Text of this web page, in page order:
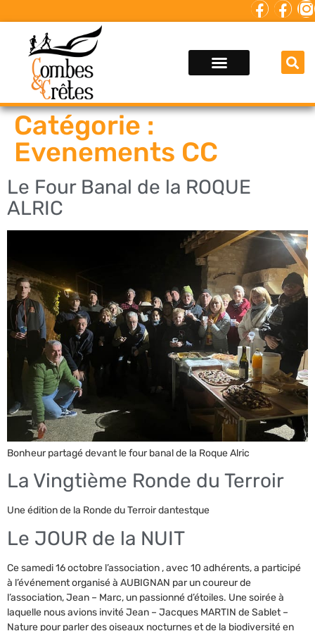
Catégorie :
Evenements CC
Le Four Banal de la ROQUE
ALRIC
Bonheur partagé devant le four banal de la Roque Alric
La Vingtième Ronde du Terroir
Une édition de la Ronde du Terroir dantestque
Le JOUR de la NUIT
Ce samedi 16 octobre l’association , avec 10 adhérents, a participé
à l’événement organisé à AUBIGNAN par un coureur de
l’association, Jean – Marc, un passionné d’étoiles. Une soirée à
laquelle nous avions invité Jean – Jacques MARTIN de Sablet –
Nature pour parler des oiseaux nocturnes et de la biodiversité en